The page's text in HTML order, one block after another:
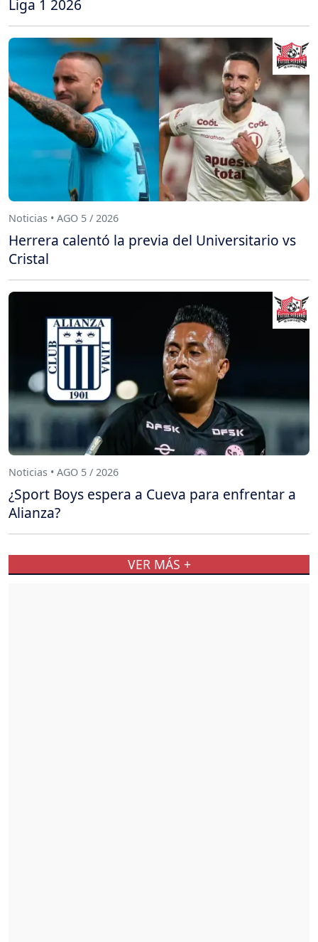
Liga 1 2026
Noticias • AGO 5 / 2026
Herrera calentó la previa del Universitario vs
Cristal
Noticias • AGO 5 / 2026
¿Sport Boys espera a Cueva para enfrentar a
Alianza?
VER MÁS +